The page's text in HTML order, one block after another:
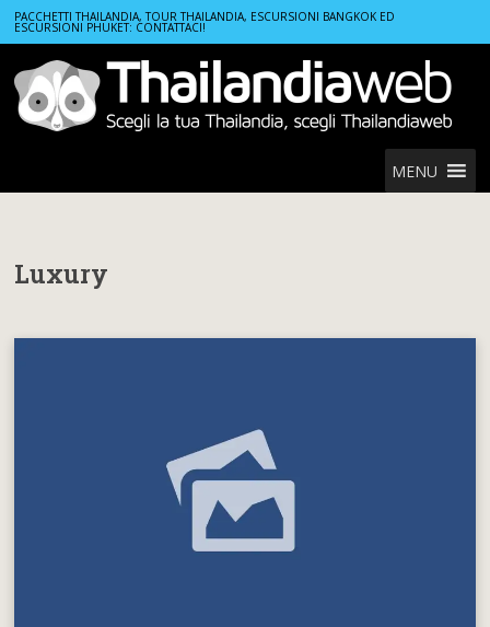
PACCHETTI THAILANDIA, TOUR THAILANDIA, ESCURSIONI BANGKOK ED
ESCURSIONI PHUKET: CONTATTACI!
MENU
Home Luxury
Luxury